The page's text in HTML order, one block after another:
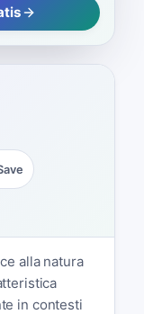
alla natura
in contesti